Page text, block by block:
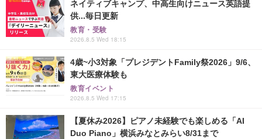
ネイティブキャンプ、中高生向けニュース英語提
供...毎日更新
教育・受験
2026.8.5 Wed 18:15
4歳~小3対象「プレジデントFamily祭2026」9/6、
東大医療体験も
教育イベント
2026.8.5 Wed 17:15
【夏休み2026】ピアノ未経験でも楽しめる「AI
Duo Piano」横浜みなとみらい8/31まで